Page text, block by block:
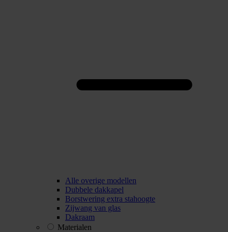
Alle overige modellen
Dubbele dakkapel
Borstwering extra stahoogte
Zijwang van glas
Dakraam
Materialen